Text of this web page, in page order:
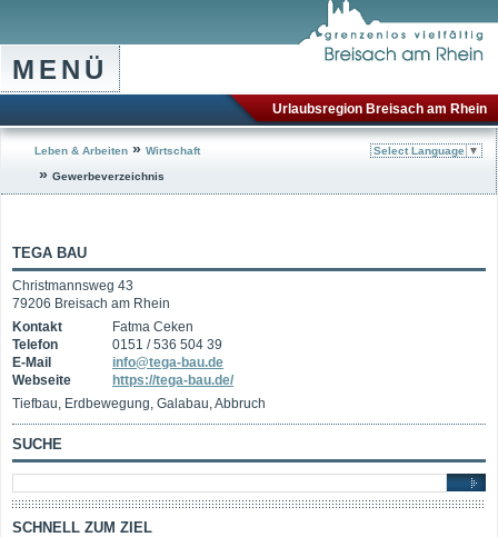
MENÜ
Urlaubsregion Breisach am Rhein
Leben & Arbeiten » Wirtschaft
» Gewerbeverzeichnis
Select Language ▼
TEGA BAU
Christmannsweg 43
79206 Breisach am Rhein
Kontakt
Fatma Ceken
Telefon
0151 / 536 504 39
E-Mail
info@tega-bau.de
Webseite
https://tega-bau.de/
Tiefbau, Erdbewegung, Galabau, Abbruch
SUCHE
SCHNELL ZUM ZIEL